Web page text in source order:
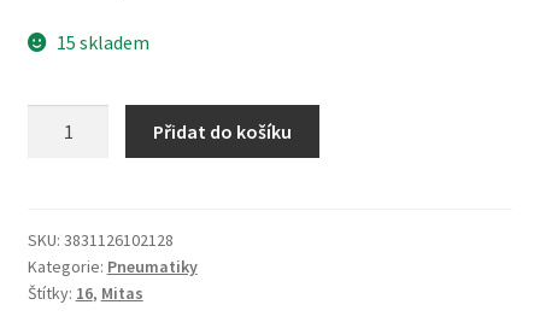
15 skladem
120/80
-
16
Přidat do košíku
SKU: 3831126102128
Kategorie: Pneumatiky
Štítky: 16, Mitas